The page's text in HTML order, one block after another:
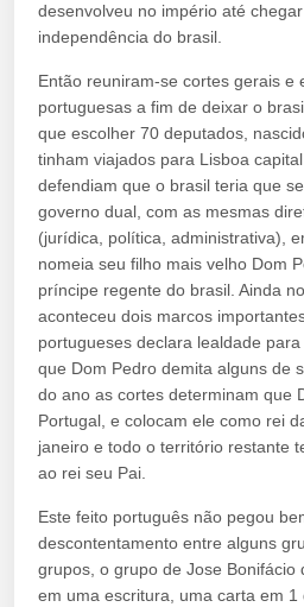
desenvolveu no império até
independência do brasil.
Então reuniram-se cortes gerais e
portuguesas a fim de deixar o
que escolher 70 deputados,
tinham viajados para Lisboa
defendiam que o brasil teria que
governo dual, com as mesmas
(jurídica, política, administrativa),
nomeia seu filho mais velho Dom
príncipe regente do brasil. Ainda
aconteceu dois marcos
portugueses declara lealdade
que Dom Pedro demita alguns de
do ano as cortes determinam que
Portugal, e colocam ele como rei
janeiro e todo o território restante
ao rei seu Pai.
Este feito português não pegou
descontentamento entre alguns
grupos, o grupo de Jose Bonifácio
em uma escritura, uma carta em 1